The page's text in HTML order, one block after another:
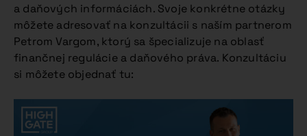
a daňových informáciách. Svoje konkrétne otázky
môžete adresovať na konzultácii s naším partnerom
Petrom Vargom, ktorý sa špecializuje na oblasť
finančnej regulácie a daňového práva. Konzultáciu
si môžete objednať tu: